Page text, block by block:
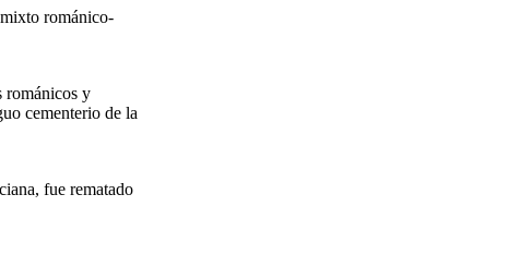
románico-
románicos y
cementerio de la
fue rematado